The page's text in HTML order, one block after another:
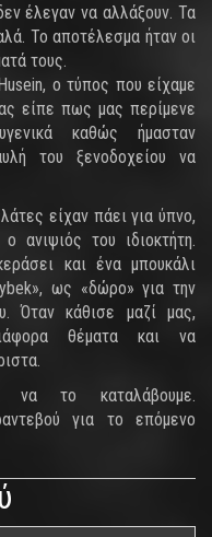
έλεγαν να αλλάξουν. Τα
Το αποτέλεσμα ήταν οι
τους.
ο τύπος που είχαμε
είπε πως μας περίμενε
καθώς ήμασταν
του ξενοδοχείου να
είχαν πάει για ύπνο,
ανιψιός του ιδιοκτήτη.
και ένα μπουκάλι
ως «δώρο» για την
Όταν κάθισε μαζί μας,
θέματα και να
το καταλάβουμε.
για το επόμενο